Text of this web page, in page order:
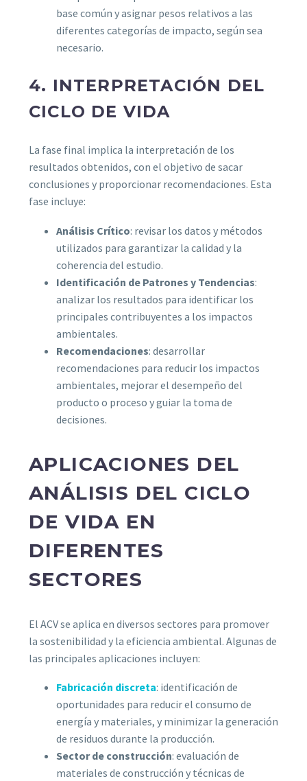
base común y asignar pesos relativos a las
diferentes categorías de impacto, según sea
necesario.
4. INTERPRETACIÓN DEL
CICLO DE VIDA
La fase final implica la interpretación de los
resultados obtenidos, con el objetivo de sacar
conclusiones y proporcionar recomendaciones. Esta
fase incluye:
Análisis Crítico: revisar los datos y métodos
utilizados para garantizar la calidad y la
coherencia del estudio.
Identificación de Patrones y Tendencias:
analizar los resultados para identificar los
principales contribuyentes a los impactos
ambientales.
Recomendaciones: desarrollar
recomendaciones para reducir los impactos
ambientales, mejorar el desempeño del
producto o proceso y guiar la toma de
decisiones.
APLICACIONES DEL
ANÁLISIS DEL CICLO
DE VIDA EN
DIFERENTES
SECTORES
El ACV se aplica en diversos sectores para promover
la sostenibilidad y la eficiencia ambiental. Algunas de
las principales aplicaciones incluyen:
Fabricación discreta: identificación de
oportunidades para reducir el consumo de
energía y materiales, y minimizar la generación
de residuos durante la producción.
Sector de construcción: evaluación de
materiales de construcción y técnicas de